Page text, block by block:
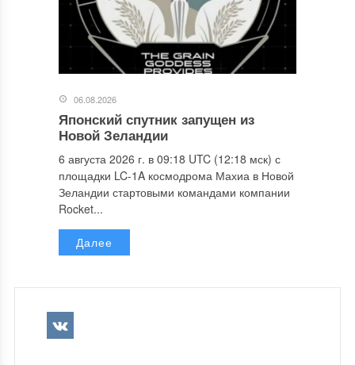
06.08.2026
Японский спутник запущен из
Новой Зеландии
6 августа 2026 г. в 09:18 UTC (12:18 мск) с
площадки LC-1A космодрома Махиа в Новой
Зеландии стартовыми командами компании
Rocket...
Далее